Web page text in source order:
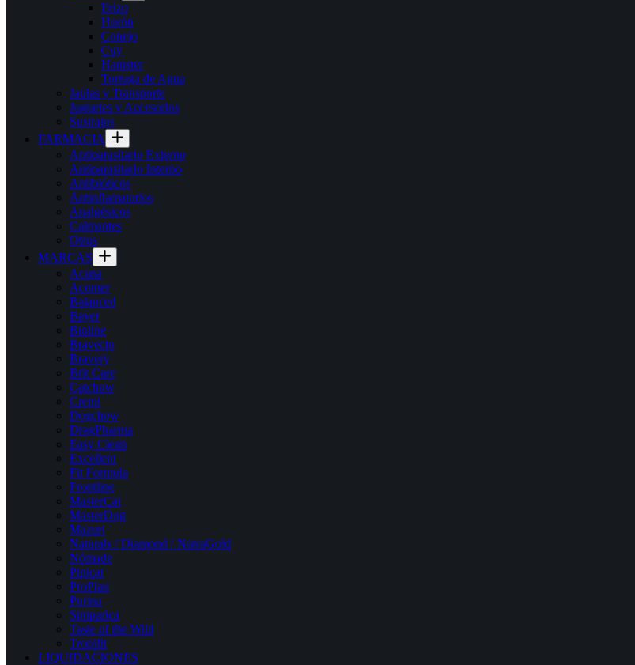
Erizo
Hurón
Conejo
Cuy
Hamster
Tortuga de Agua
Jaulas y Transporte
Juguetes y Accesorios
Sustratos
FARMACIA
Antiparasitario Externo
Antiparasitario Interno
Antibióticos
Antinflamatorios
Analgésicos
Calmantes
Otros
MARCAS
Acana
Acomer
Balanced
Bayer
Bioline
Bravecto
Bravery
Brit Care
Catchow
Cremi
Dogchow
DragPharma
Easy Clean
Excellent
Fit Formula
Frontline
MasterCat
MasterDog
Mazuri
Naturals / Diamond / NutraGold
Nómade
Pipicat
ProPlan
Purina
Simparica
Taste of the Wild
Tropifit
LIQUIDACIONES